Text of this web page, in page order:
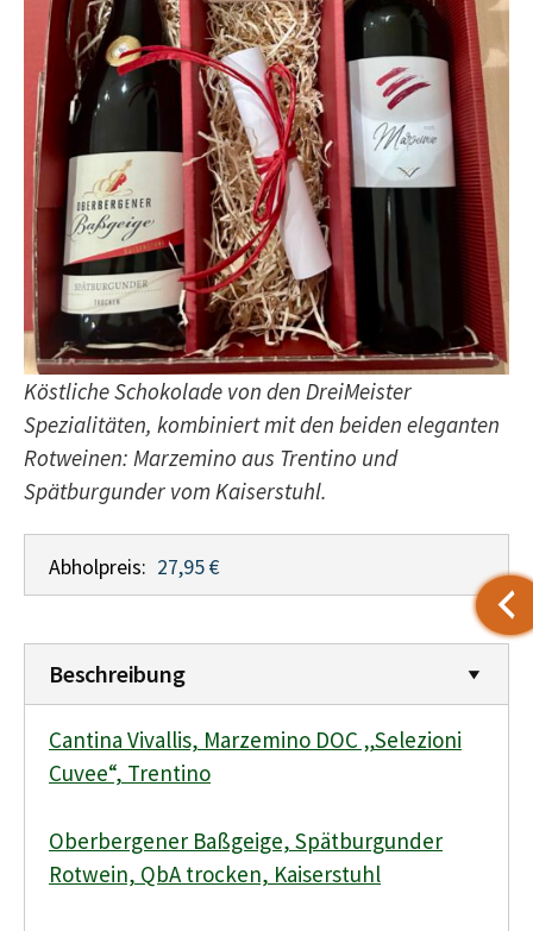
Köstliche Schokolade von den DreiMeister
Spezialitäten, kombiniert mit den beiden eleganten
Rotweinen: Marzemino aus Trentino und
Spätburgunder vom Kaiserstuhl.
Abholpreis: 27,95 €
Beschreibung
Cantina Vivallis, Marzemino DOC „Selezioni
Cuvee“, Trentino
Oberbergener Baßgeige, Spätburgunder
Rotwein, QbA trocken, Kaiserstuhl